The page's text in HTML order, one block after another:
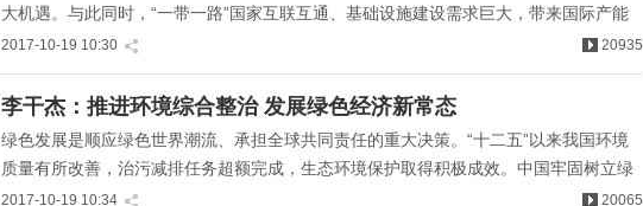
大机遇。与此同时，“一带一路”国家互联互通、基础设施建设需求巨大，带来国际产能
合作、企业升级转型的机遇。
2017-10-19 10:30 20935
李干杰：推进环境综合整治 发展绿色经济新常态
绿色发展是顺应绿色世界潮流、承担全球共同责任的重大决策。“十二五”以来我国环境
质量有所改善，治污减排任务超额完成，生态环境保护取得积极成效。中国牢固树立绿
色发展理念，逐步健全环保法规标准和制度，推进生态建设和农村环境综合整治持续深
2017-10-19 10:34 20065